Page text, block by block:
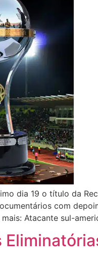
dia 19 o título da
com
Atacante sul-